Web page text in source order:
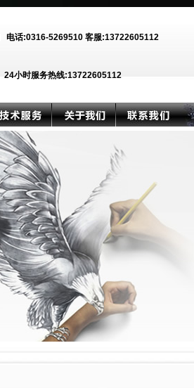
电话:0316-5269510 客服:13722605112
24小时服务热线:13722605112